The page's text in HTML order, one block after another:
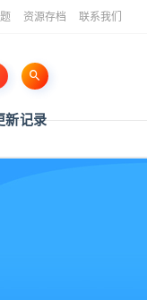
资源存档 联系我们
新记录